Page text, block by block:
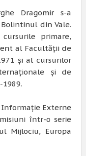
Dragomir s-a
din Vale.
primare,
al Facultății de
şi al cursurilor
şi de
Externe
într-o serie
Mijlociu, Europa